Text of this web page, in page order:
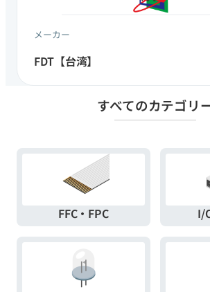
メーカー
FDT【​台湾​】
すべてのカテゴリ
FFC・FPC I/